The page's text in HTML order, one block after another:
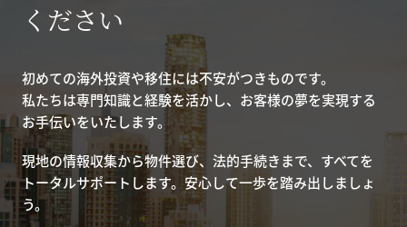
ください
初めての海外投資や移住には不安がつきものです。
私たちは専門知識と経験を活かし、お客様の夢を実現する
お手伝いをいたします。
現地の情報収集から物件選び、法的手続きまで、すべてを
トータルサポートします。安心して一歩を踏み出しましょ
う。